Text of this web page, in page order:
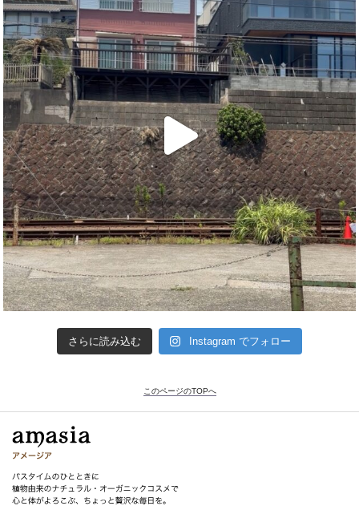
さらに読み込む Instagram でフォロー
このページのTOPへ